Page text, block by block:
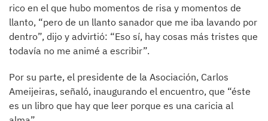
rico en el que hubo momentos de risa y momentos de
llanto, “pero de un llanto sanador que me iba lavando por
dentro”, dijo y advirtió: “Eso sí, hay cosas más tristes que
todavía no me animé a escribir”.
Por su parte, el presidente de la Asociación, Carlos
Ameijeiras, señaló, inaugurando el encuentro, que “éste
es un libro que hay que leer porque es una caricia al